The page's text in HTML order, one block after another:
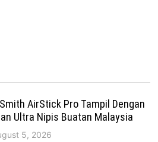
AirStick Pro Tampil Dengan
Ultra Nipis Buatan Malaysia
5, 2026